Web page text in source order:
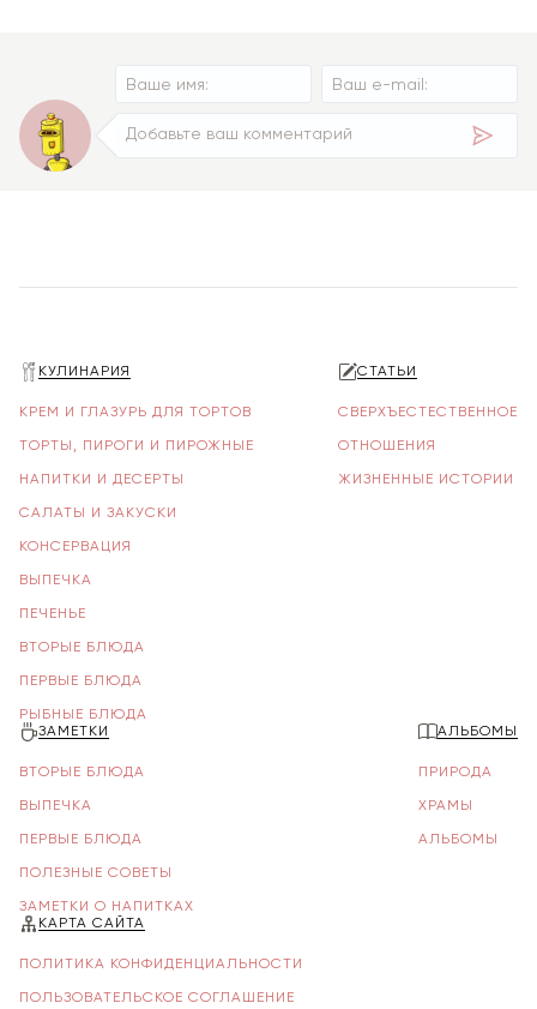
КУЛИНАРИЯ
КРЕМ И ГЛАЗУРЬ ДЛЯ ТОРТОВ
ТОРТЫ, ПИРОГИ И ПИРОЖНЫЕ
НАПИТКИ И ДЕСЕРТЫ
САЛАТЫ И ЗАКУСКИ
КОНСЕРВАЦИЯ
ВЫПЕЧКА
ПЕЧЕНЬЕ
ВТОРЫЕ БЛЮДА
ПЕРВЫЕ БЛЮДА
РЫБНЫЕ БЛЮДА
СТАТЬИ
СВЕРХЪЕСТЕСТВЕННОЕ
ОТНОШЕНИЯ
ЖИЗНЕННЫЕ ИСТОРИИ
ЗАМЕТКИ
ВТОРЫЕ БЛЮДА
ВЫПЕЧКА
ПЕРВЫЕ БЛЮДА
ПОЛЕЗНЫЕ СОВЕТЫ
ЗАМЕТКИ О НАПИТКАХ
АЛЬБОМЫ
ПРИРОДА
ХРАМЫ
АЛЬБОМЫ
КАРТА САЙТА
ПОЛИТИКА КОНФИДЕНЦИАЛЬНОСТИ
ПОЛЬЗОВАТЕЛЬСКОЕ СОГЛАШЕНИЕ